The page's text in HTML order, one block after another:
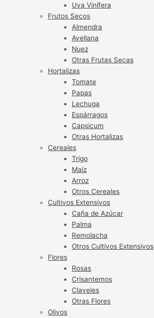
Uva Vinífera
Frutos Secos
Almendra
Avellana
Nuez
Otras Frutas Secas
Hortalizas
Tomate
Papas
Lechuga
Espárragos
Capsicum
Otras Hortalizas
Cereales
Trigo
Maíz
Arroz
Otros Cereales
Cultivos Extensivos
Caña de Azúcar
Palma
Remolacha
Otros Cultivos Extensivos
Flores
Rosas
Crisantemos
Claveles
Otras Flores
Olivos